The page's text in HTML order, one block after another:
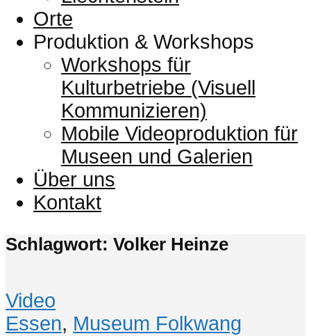
Orte
Produktion & Workshops
Workshops für
Kulturbetriebe (Visuell
Kommunizieren)
Mobile Videoproduktion für
Museen und Galerien
Über uns
Kontakt
Schlagwort: Volker Heinze
Video
Essen, Museum Folkwang